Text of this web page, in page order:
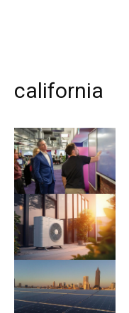
california